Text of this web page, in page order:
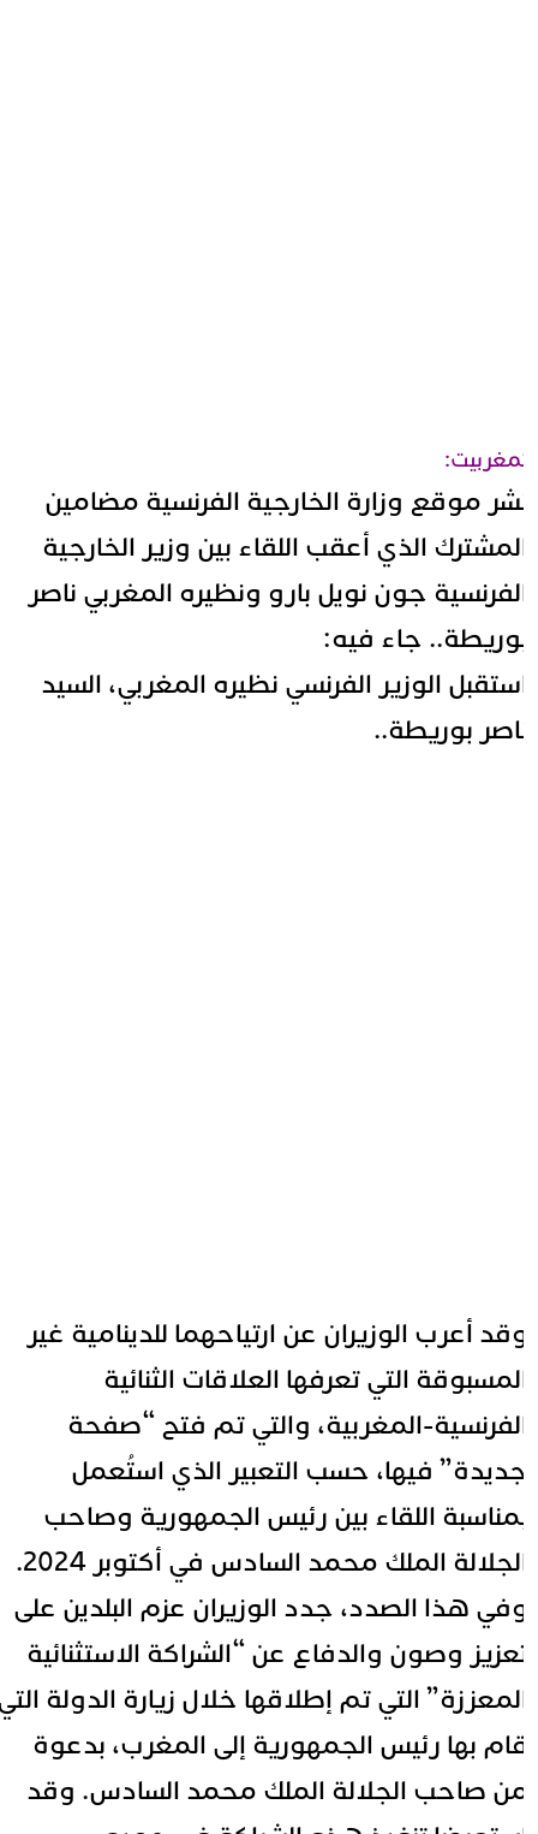
موقع وزارة الخارجية الفرنسية مضامين
الذي أعقب اللقاء بين وزير الخارجية
جون نويل بارو ونظيره المغربي ناصر
جاء فيه:
الوزير الفرنسي نظيره المغربي، السيد
بوريطة..
أعرب الوزيران عن ارتياحهما للدينامية غير
التي تعرفها العلاقات الثنائية
المغربية، والتي تم فتح “صفحة
فيها، حسب التعبير الذي استُعمل
اللقاء بين رئيس الجمهورية وصاحب
الملك محمد السادس في أكتوبر 2024.
هذا الصدد، جدد الوزيران عزم البلدين على
وصون والدفاع عن “الشراكة الاستثنائية
التي تم إطلاقها خلال زيارة الدولة التي
بها رئيس الجمهورية إلى المغرب، بدعوة
صاحب الجلالة الملك محمد السادس. وقد